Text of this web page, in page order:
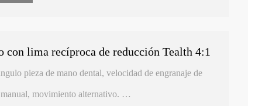
hacia abajo de 0,4 mm, lo que permite acciones
una fijación fácil y segura de los instrumentos de
hacia arriba y hacia abajo Tealth® de 0,4 mm
de los profesionales dentales en endodoncia. Las piezas
y movimientos precisos para tratamientos de
con lima recíproca de reducción Tealth 4:1
pieza de mano dental, velocidad de engranaje de
movimiento alternativo.